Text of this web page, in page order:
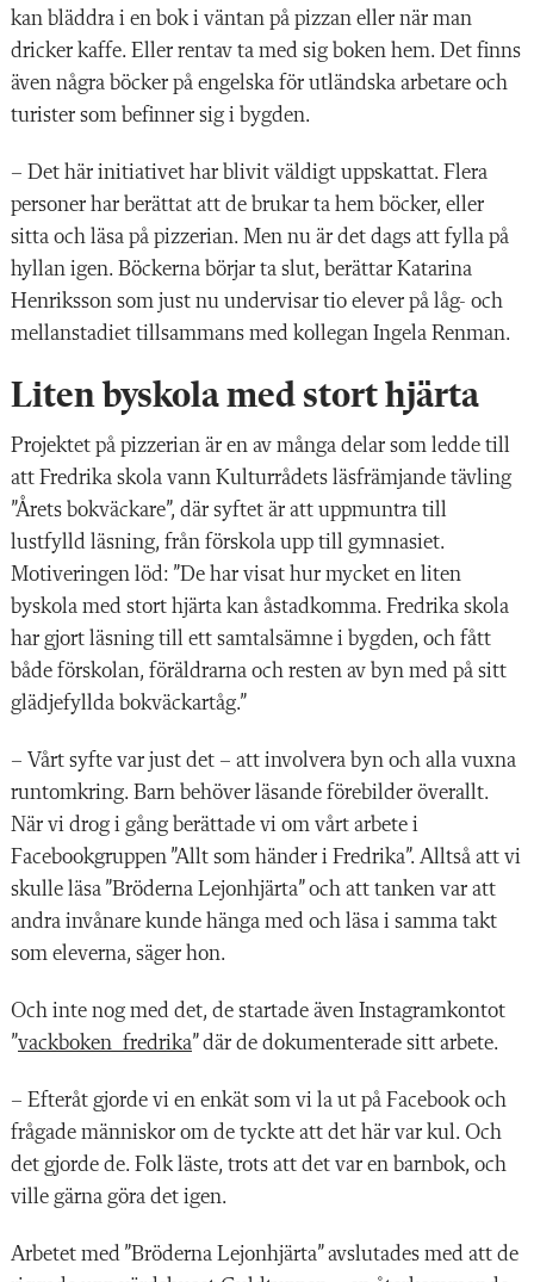
kan bläddra i en bok i väntan på pizzan eller när man
dricker kaffe. Eller rentav ta med sig boken hem. Det finns
även några böcker på engelska för utländska arbetare och
turister som befinner sig i bygden.
– Det här initiativet har blivit väldigt uppskattat. Flera
personer har berättat att de brukar ta hem böcker, eller
sitta och läsa på pizzerian. Men nu är det dags att fylla på
hyllan igen. Böckerna börjar ta slut, berättar Katarina
Henriksson som just nu undervisar tio elever på låg- och
mellanstadiet tillsammans med kollegan Ingela Renman.
Liten byskola med stort hjärta
Projektet på pizzerian är en av många delar som ledde till
att Fredrika skola vann Kulturrådets läsfrämjande tävling
”Årets bokväckare”, där syftet är att uppmuntra till
lustfylld läsning, från förskola upp till gymnasiet.
Motiveringen löd: ”De har visat hur mycket en liten
byskola med stort hjärta kan åstadkomma. Fredrika skola
har gjort läsning till ett samtalsämne i bygden, och fått
både förskolan, föräldrarna och resten av byn med på sitt
glädjefyllda bokväckartåg.”
– Vårt syfte var just det – att involvera byn och alla vuxna
runtomkring. Barn behöver läsande förebilder överallt.
När vi drog i gång berättade vi om vårt arbete i
Facebookgruppen ”Allt som händer i Fredrika”. Alltså att vi
skulle läsa ”Bröderna Lejonhjärta” och att tanken var att
andra invånare kunde hänga med och läsa i samma takt
som eleverna, säger hon.
Och inte nog med det, de startade även Instagramkontot
”vackboken_fredrika” där de dokumenterade sitt arbete.
– Efteråt gjorde vi en enkät som vi la ut på Facebook och
frågade människor om de tyckte att det här var kul. Och
det gjorde de. Folk läste, trots att det var en barnbok, och
ville gärna göra det igen.
Arbetet med ”Bröderna Lejonhjärta” avslutades med att de